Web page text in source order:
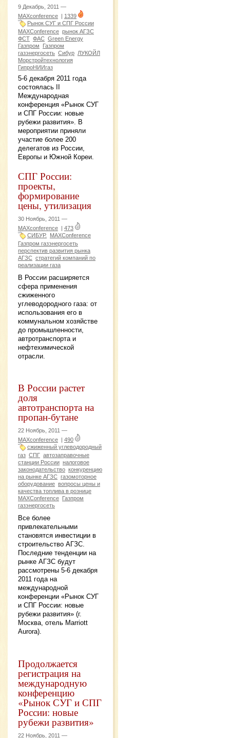
9 Декабрь, 2011 —
MAXconference | 1339
Рынок СУГ и СПГ России
MAXConference рынок АГЗС
ФСТ ФАС Green Energy
Газпром
Газпром
газэнергосеть Сибур ЛУКОЙЛ
Морстройтехнология
ГипроНИИгаз
5-6 декабря 2011 года
состоялась II
Международная
конференция «Рынок СУГ
и СПГ России: новые
рубежи развития». В
мероприятии приняли
участие более 200
делегатов из России,
Европы и Южной Кореи.
СПГ России:
проекты,
формирование
цены, утилизация
30 Ноябрь, 2011 —
MAXconference | 473
СИБУР.
MAXConference
Газпром газэнергосеть
перспектив развития рынка
АГЗС стратегий компаний по
реализации газа
В России расширяется
сфера применения
сжиженного
углеводородного газа: от
использования его в
коммунальном хозяйстве
до промышленности,
автротранспорта и
нефтехимической
отрасли.
В России растет
доля
автотранспорта на
пропан-бутане
22 Ноябрь, 2011 —
MAXconference
490
сжиженный углеводородный
газ СПГ автозаправочные
станции России налоговое
законодательство конкуренцию
на рынке АГЗС газомоторное
оборудование вопросы цены и
качества топлива в рознице
MAXConference
Газпром
газэнергосеть
Все более
привлекательными
становятся инвестиции в
строительство АГЗС.
Последние тенденции на
рынке АГЗС будут
рассмотрены 5-6 декабря
2011 года на
международной
конференции «Рынок СУГ
и СПГ России: новые
рубежи развития» (г.
Москва, отель Marriott
Aurora).
Продолжается
регистрация на
международную
конференцию
«Рынок СУГ и СПГ
России: новые
рубежи развития»
22 Ноябрь, 2011 —